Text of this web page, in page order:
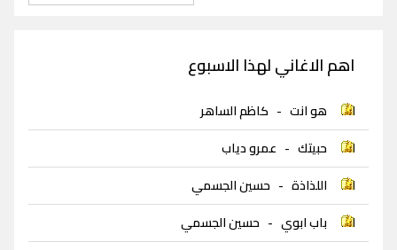
اهم الاغاني لهذا الاسبوع
هو انت - كاظم الساهر
حبيتك - عمرو دياب
اللذاذة - حسين الجسمي
باب ابوي - حسين الجسمي